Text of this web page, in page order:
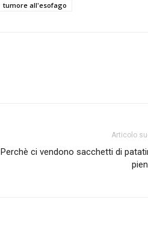
tumore all'esofago
Articolo
Perchè ci vendono sacchetti di